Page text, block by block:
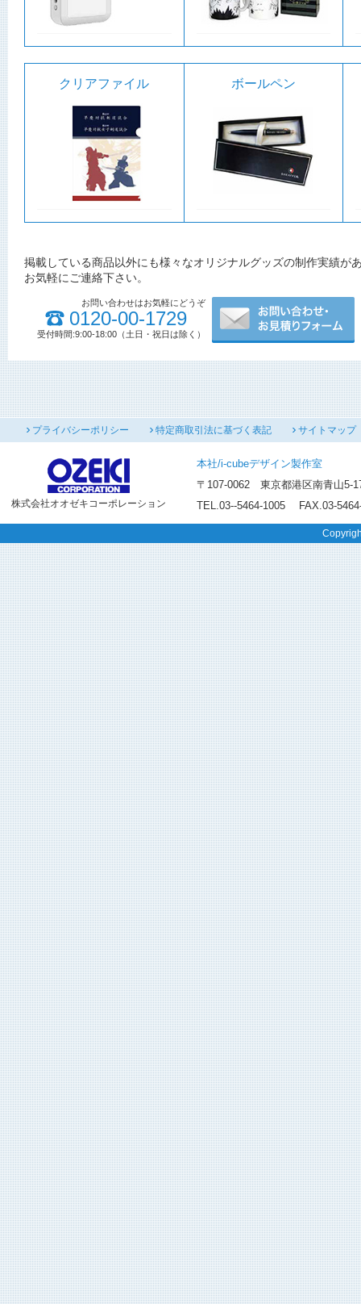
クリアファイル ボールペン
掲載している商品以外にも様々なオリジナルグッズの制作実績が
お気軽にご連絡下さい。
お問い合わせはお気軽にどうぞ
0120-00-1729
受付時間:9:00-18:00（土日・祝日は除く）
プライバシーポリシー 特定商取引法に基づく表記 サイトマップ
株式会社オオゼキコーポレーション
本社/i-cubeデザイン製作室
〒107-0062 東京都港区南青山5-
TEL.03--5464-1005 FAX.03-